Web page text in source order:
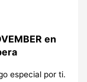
en
especial por ti.